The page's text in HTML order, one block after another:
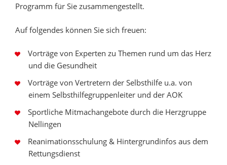
Programm für Sie zusammengestellt.
Auf folgendes können Sie sich freuen:
Vorträge von Experten zu Themen rund um das Herz
und die Gesundheit
Vorträge von Vertretern der Selbsthilfe u.a. von
einem Selbsthilfegruppenleiter und der AOK
Sportliche Mitmachangebote durch die Herzgruppe
Nellingen
Reanimationsschulung & Hintergrundinfos aus dem
Rettungsdienst